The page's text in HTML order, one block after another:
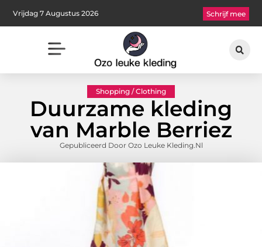
Vrijdag 7 Augustus 2026 Schrijf mee
Shopping / Clothing
Duurzame kleding
van Marble Berriez
Gepubliceerd Door Ozo Leuke Kleding.nl